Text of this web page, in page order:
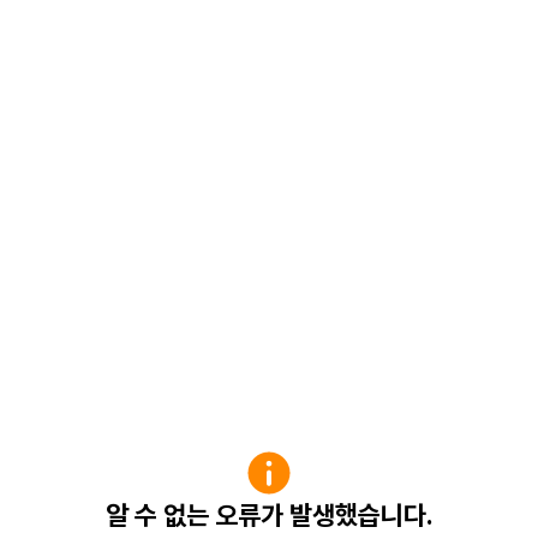
알 수 없는 오류가 발생했습니다.